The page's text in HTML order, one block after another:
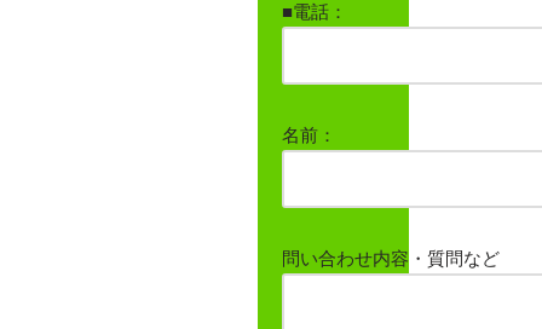
■電話：
名前：
問い合わせ内容・質問など